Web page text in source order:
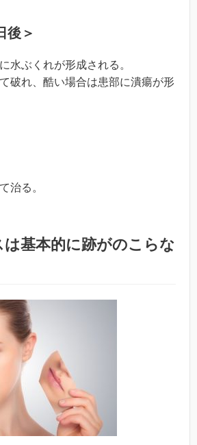
後＞
水ぶくれが形成される。
破れ、酷い場合は患部に潰瘍が形
治る。
は基本的に跡がのこらな